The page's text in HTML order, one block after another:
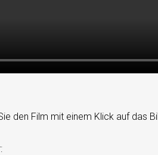
den Film mit einem Klick auf das